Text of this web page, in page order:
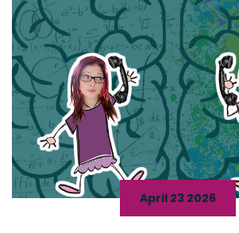
April 23 2026